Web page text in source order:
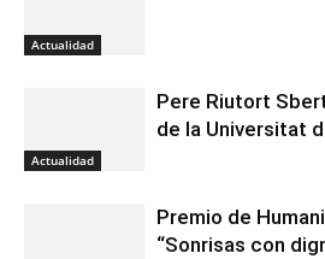
Actualidad
Actualidad
Pere Riutort
de la Universitat
Premio de
“Sonrisas con